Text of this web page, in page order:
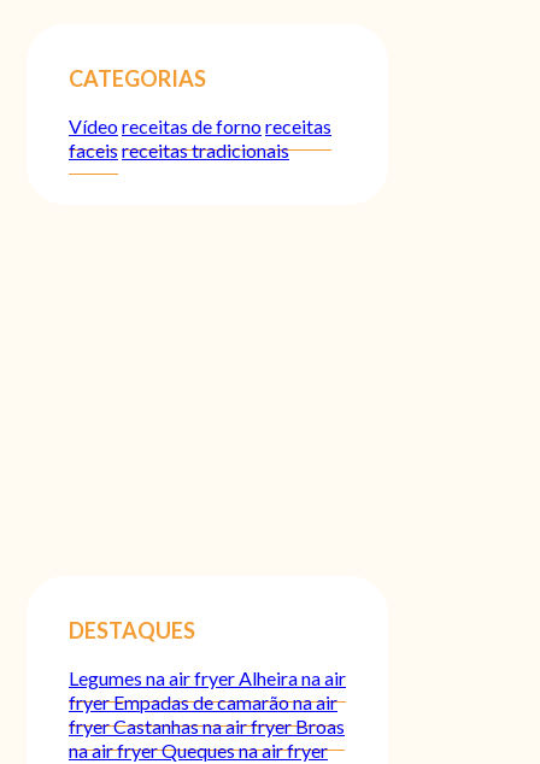
CATEGORIAS
Vídeoreceitas de fornoreceitas
faceisreceitas tradicionais
DESTAQUES
Legumes na air fryerAlheira na air
fryerEmpadas de camarão na air
fryerCastanhas na air fryerBroas
na air fryerQueques na air fryer